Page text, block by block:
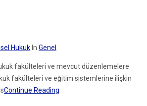
Hukuk In Genel
fakülteleri ve mevcut düzenlemelere
fakülteleri ve eğitim sistemlerine ilişkin
Continue Reading